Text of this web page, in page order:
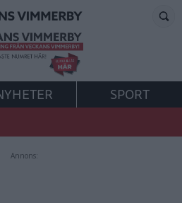
SPORT
Annons: